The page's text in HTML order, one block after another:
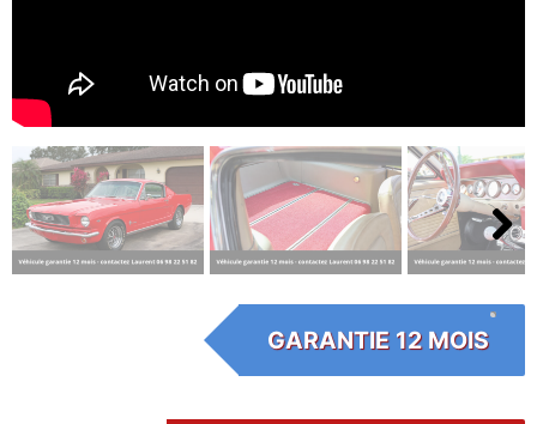
Next
GARANTIE 12 MOIS